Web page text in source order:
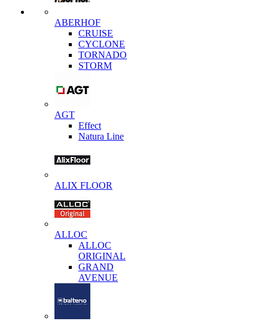
ABERHOF
CRUISE
CYCLONE
TORNADO
STORM
AGT
Effect
Natura Line
ALIX FLOOR
ALLOC
ALLOC
ORIGINAL
GRAND
AVENUE